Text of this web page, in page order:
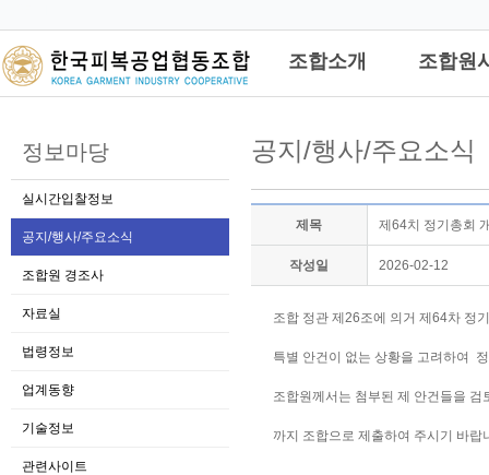
조합소개 조합원
정보마당
실시간입찰정보
공지/행사/주요소식
조합원 경조사
자료실
법령정보
업계동향
기술정보
관련사이트
공지/행사/주요소식
제목 제64치 정기총회
작성일 2026-02-12
조합 정관 제26조에 의거 제64차 정
특별 안건이 없는 상황을 고려하여
조합원께서는 첨부된 제 안건들을
까지 조합으로 제출하여 주시기 바랍